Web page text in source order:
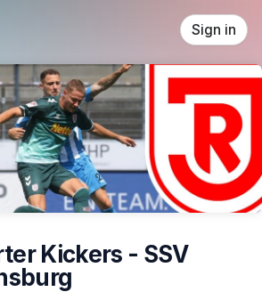
Sign in
Kickers - SSV